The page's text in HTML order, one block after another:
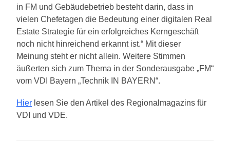
in FM und Gebäudebetrieb besteht darin, dass in
vielen Chefetagen die Bedeutung einer digitalen Real
Estate Strategie für ein erfolgreiches Kerngeschäft
noch nicht hinreichend erkannt ist.“ Mit dieser
Meinung steht er nicht allein. Weitere Stimmen
äußerten sich zum Thema in der Sonderausgabe „FM“
vom VDI Bayern „Technik IN BAYERN“.
Hier lesen Sie den Artikel des Regionalmagazins für
VDI und VDE.